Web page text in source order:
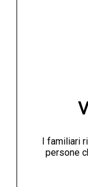
I familiari
persone